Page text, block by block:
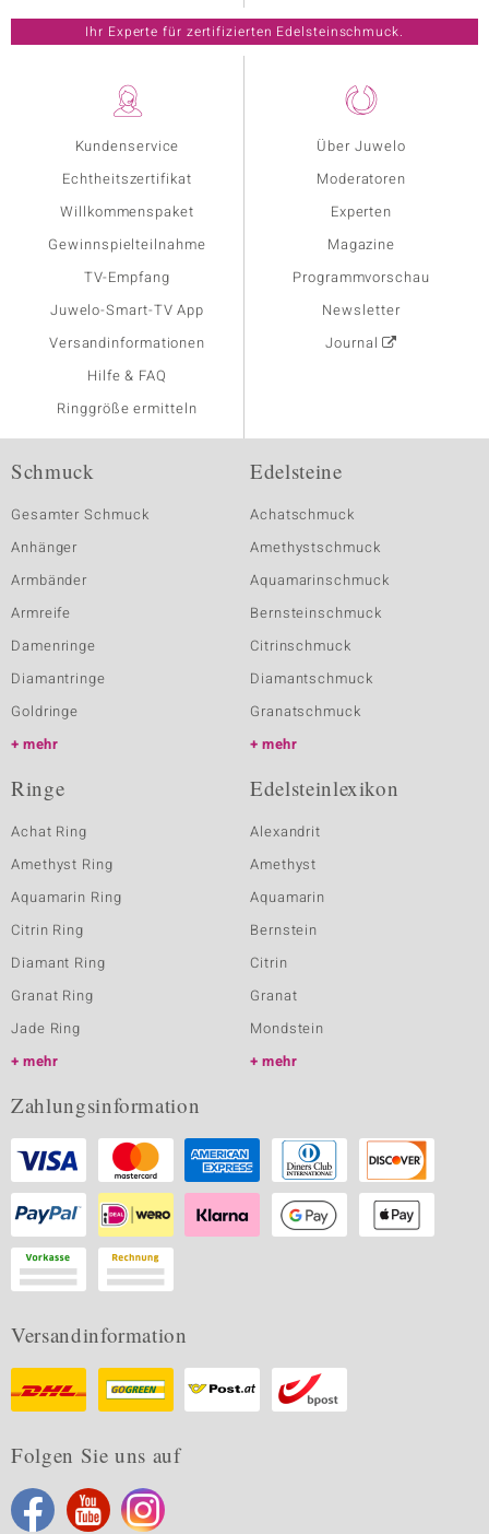
Kundenservice
Echtheitszertifikat
Willkommenspaket
Gewinnspielteilnahme
TV-Empfang
Juwelo-Smart-TV App
Versandinformationen
Hilfe & FAQ
Ringgröße ermitteln
Über Juwelo
Moderatoren
Experten
Magazine
Programmvorschau
Newsletter
Journal
Ihr Experte für zertifizierten Edelsteinschmuck.
Schmuck
Gesamter Schmuck
Anhänger
Armbänder
Armreife
Damenringe
Diamantringe
Goldringe
mehr
Edelsteine
Achatschmuck
Amethystschmuck
Aquamarinschmuck
Bernsteinschmuck
Citrinschmuck
Diamantschmuck
Granatschmuck
mehr
Ringe
Achat Ring
Amethyst Ring
Aquamarin Ring
Citrin Ring
Diamant Ring
Granat Ring
Jade Ring
mehr
Edelsteinlexikon
Alexandrit
Amethyst
Aquamarin
Bernstein
Citrin
Granat
Mondstein
mehr
Zahlungsinformation
Versandinformation
Folgen Sie uns auf